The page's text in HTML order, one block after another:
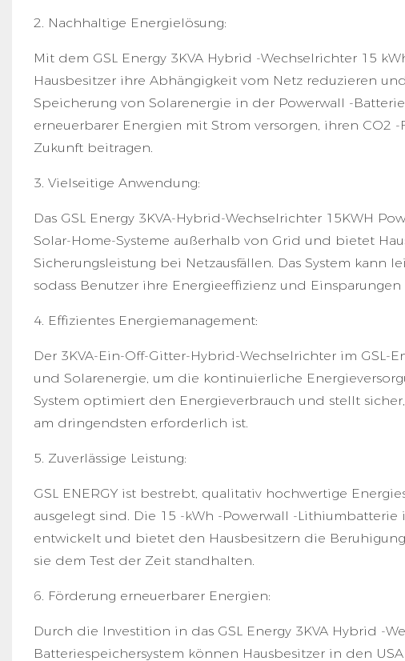
2. Nachhaltige Energielösung:
Mit dem GSL Energy 3KVA Hybrid -Wechselrichter 15
Hausbesitzer ihre Abhängigkeit vom Netz reduzieren
Speicherung von Solarenergie in der Powerwall -
erneuerbarer Energien mit Strom versorgen, ihren CO2
Zukunft beitragen.
3. Vielseitige Anwendung:
Das GSL Energy 3KVA-Hybrid-Wechselrichter 15KWH
Solar-Home-Systeme außerhalb von Grid und bietet
Sicherungsleistung bei Netzausfällen. Das System kann
sodass Benutzer ihre Energieeffizienz und
4. Effizientes Energiemanagement:
Der 3KVA-Ein-Off-Gitter-Hybrid-Wechselrichter im GSL-
und Solarenergie, um die kontinuierliche
System optimiert den Energieverbrauch und stellt
am dringendsten erforderlich ist.
5. Zuverlässige Leistung:
GSL ENERGY ist bestrebt, qualitativ hochwertige
ausgelegt sind. Die 15 -kWh -Powerwall -
entwickelt und bietet den Hausbesitzern die
sie dem Test der Zeit standhalten.
6. Förderung erneuerbarer Energien:
Durch die Investition in das GSL Energy 3KVA Hybrid -
Batteriespeichersystem können Hausbesitzer in den